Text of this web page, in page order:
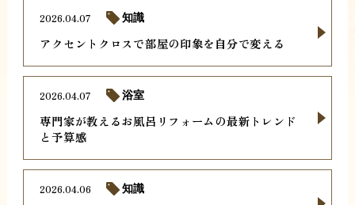
アクセントクロスで部屋の印象を自分で変える
2026.04.07 知識
専門家が教えるお風呂リフォームの最新トレンド
と予算感
2026.04.07 浴室
2026.04.06 知識